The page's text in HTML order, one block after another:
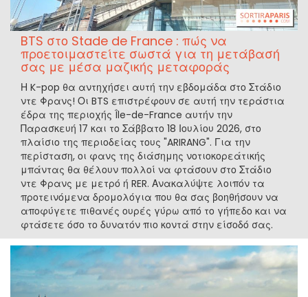
BTS στο Stade de France : πώς να
προετοιμαστείτε σωστά για τη μετάβασή
σας με μέσα μαζικής μεταφοράς
Η K-pop θα αντηχήσει αυτή την εβδομάδα στο Στάδιο
ντε Φρανς! Οι BTS επιστρέφουν σε αυτή την τεράστια
έδρα της περιοχής Île-de-France αυτήν την
Παρασκευή 17 και το Σάββατο 18 Ιουλίου 2026, στο
πλαίσιο της περιοδείας τους "ARIRANG". Για την
περίσταση, οι φανς της διάσημης νοτιοκορεάτικής
μπάντας θα θέλουν πολλοί να φτάσουν στο Στάδιο
ντε Φρανς με μετρό ή RER. Ανακαλύψτε λοιπόν τα
προτεινόμενα δρομολόγια που θα σας βοηθήσουν να
αποφύγετε πιθανές ουρές γύρω από το γήπεδο και να
φτάσετε όσο το δυνατόν πιο κοντά στην είσοδό σας.